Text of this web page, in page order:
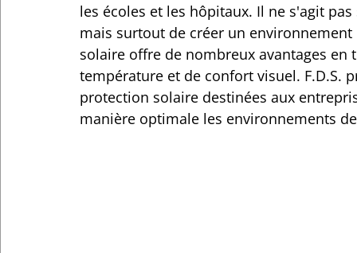
les écoles et les hôpitaux. Il ne s'agit
mais surtout de créer un
solaire offre de nombreux avantages
température et de confort visuel. F.D.S.
protection solaire destinées aux
manière optimale les environnements